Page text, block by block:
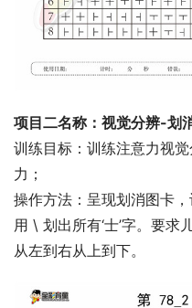
项目二名称：视觉分辨-划
训练目标：训练注意力视
力；
操作方法：呈现划消图卡，
用 \ 划出所有‘士’字。要
从左到右从上到下。